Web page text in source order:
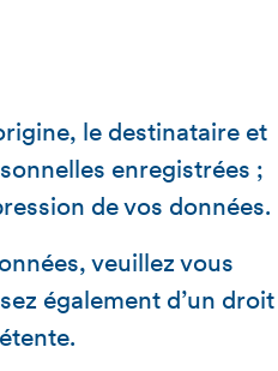
, le destinataire et
enregistrées ;
de vos données.
veuillez vous
également d’un droit